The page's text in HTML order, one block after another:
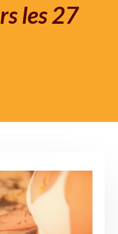
les 27